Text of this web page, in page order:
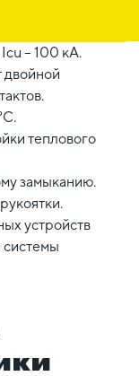
– 100 кА.
двойной
теплового
замыканию.
устройств
системы